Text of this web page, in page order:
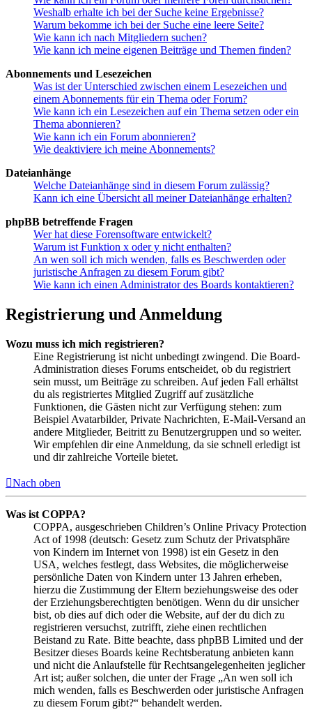
Weshalb erhalte ich bei der Suche keine Ergebnisse?
Warum bekomme ich bei der Suche eine leere Seite?
Wie kann ich nach Mitgliedern suchen?
Wie kann ich meine eigenen Beiträge und Themen finden?
Abonnements und Lesezeichen
Was ist der Unterschied zwischen einem Lesezeichen und
einem Abonnements für ein Thema oder Forum?
Wie kann ich ein Lesezeichen auf ein Thema setzen oder ein
Thema abonnieren?
Wie kann ich ein Forum abonnieren?
Wie deaktiviere ich meine Abonnements?
Dateianhänge
Welche Dateianhänge sind in diesem Forum zulässig?
Kann ich eine Übersicht all meiner Dateianhänge erhalten?
phpBB betreffende Fragen
Wer hat diese Forensoftware entwickelt?
Warum ist Funktion x oder y nicht enthalten?
An wen soll ich mich wenden, falls es Beschwerden oder
juristische Anfragen zu diesem Forum gibt?
Wie kann ich einen Administrator des Boards kontaktieren?
Registrierung und Anmeldung
Wozu muss ich mich registrieren?
Eine Registrierung ist nicht unbedingt zwingend. Die Board-
Administration dieses Forums entscheidet, ob du registriert
sein musst, um Beiträge zu schreiben. Auf jeden Fall erhältst
du als registriertes Mitglied Zugriff auf zusätzliche
Funktionen, die Gästen nicht zur Verfügung stehen: zum
Beispiel Avatarbilder, Private Nachrichten, E-Mail-Versand an
andere Mitglieder, Beitritt zu Benutzergruppen und so weiter.
Wir empfehlen dir eine Anmeldung, da sie schnell erledigt ist
und dir zahlreiche Vorteile bietet.
Nach oben
Was ist COPPA?
COPPA, ausgeschrieben Children’s Online Privacy Protection
Act of 1998 (deutsch: Gesetz zum Schutz der Privatsphäre
von Kindern im Internet von 1998) ist ein Gesetz in den
USA, welches festlegt, dass Websites, die möglicherweise
persönliche Daten von Kindern unter 13 Jahren erheben,
hierzu die Zustimmung der Eltern beziehungsweise des oder
der Erziehungsberechtigten benötigen. Wenn du dir unsicher
bist, ob dies auf dich oder die Website, auf der du dich zu
registrieren versuchst, zutrifft, ziehe einen rechtlichen
Beistand zu Rate. Bitte beachte, dass phpBB Limited und der
Besitzer dieses Boards keine Rechtsberatung anbieten kann
und nicht die Anlaufstelle für Rechtsangelegenheiten jeglicher
Art ist; außer solchen, die unter der Frage „An wen soll ich
mich wenden, falls es Beschwerden oder juristische Anfragen
zu diesem Forum gibt?“ behandelt werden.